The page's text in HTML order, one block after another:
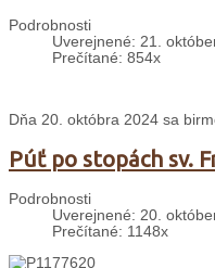
Podrobnosti
Uverejnené: 21.
Prečítané: 854x
Dňa 20. októbra 2024 sa
Púť po stopách sv.
Podrobnosti
Uverejnené: 20.
Prečítané: 1148x